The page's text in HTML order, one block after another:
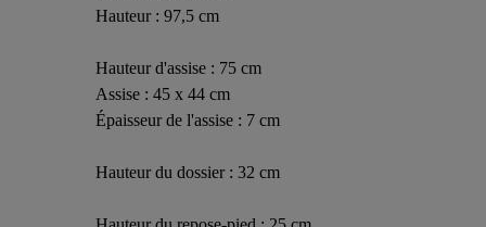
Hauteur : 97,5 cm
Hauteur d'assise : 75 cm
Assise : 45 x 44 cm
Épaisseur de l'assise : 7 cm
Hauteur du dossier : 32 cm